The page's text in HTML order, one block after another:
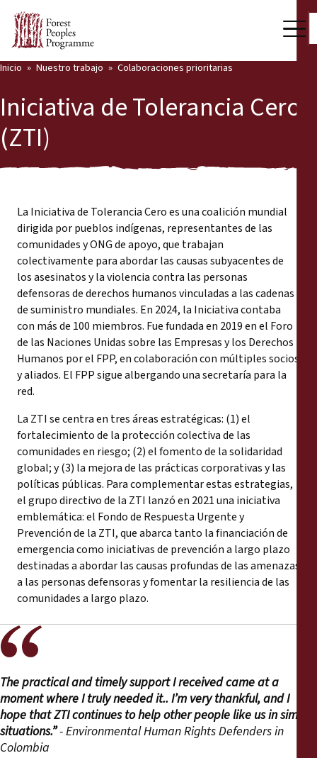
Inicio Nuestro trabajo Colaboraciones prioritarias
Iniciativa de Tolerancia Cero
(ZTI)
La Iniciativa de Tolerancia Cero es una coalición mundial
dirigida por pueblos indígenas, representantes de las
comunidades y ONG de apoyo, que trabajan
colectivamente para abordar las causas subyacentes de
los asesinatos y la violencia contra las personas
defensoras de derechos humanos vinculadas a las cadenas
de suministro mundiales. En 2024, la Iniciativa contaba
con más de 100 miembros. Fue fundada en 2019 en el Foro
de las Naciones Unidas sobre las Empresas y los Derechos
Humanos por el FPP, en colaboración con múltiples socios
y aliados. El FPP sigue albergando una secretaría para la
red.
La ZTI se centra en tres áreas estratégicas: (1) el
fortalecimiento de la protección colectiva de las
comunidades en riesgo; (2) el fomento de la solidaridad
global; y (3) la mejora de las prácticas corporativas y las
políticas públicas. Para complementar estas estrategias,
el grupo directivo de la ZTI lanzó en 2021 una iniciativa
emblemática: el Fondo de Respuesta Urgente y
Prevención de la ZTI, que abarca tanto la financiación de
emergencia como iniciativas de prevención a largo plazo
destinadas a abordar las causas profundas de las amenazas
a las personas defensoras y fomentar la resiliencia de las
comunidades a largo plazo.
The practical and timely support I received came at a
moment where I truly needed it.. I’m very thankful, and I
hope that ZTI continues to help other people like us in similar
situations.”- Environmental Human Rights Defenders in
Colombia